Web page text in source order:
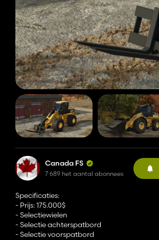
Canada FS
7 689 het aantal abonnees
Specificaties:
- Prijs: 175.000$
- Selectiewielen
- Selectie achterspatbord
- Selectie voorspatbord